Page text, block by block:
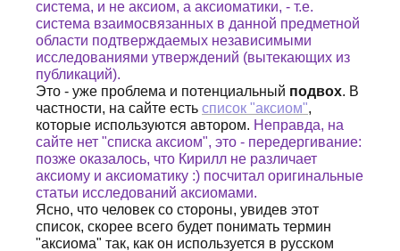
система, и не аксиом, а аксиоматики, - т.е.
система взаимосвязанных в данной предметной
области подтверждаемых независимыми
исследованиями утверждений (вытекающих из
публикаций).
Это - уже проблема и потенциальный подвох. В
частности, на сайте есть список "аксиом",
которые используются автором. Неправда, на
сайте нет "списка аксиом", это - передергивание:
позже оказалось, что Кирилл не различает
аксиому и аксиоматику :) посчитал оригинальные
статьи исследований аксиомами.
Ясно, что человек со стороны, увидев этот
список, скорее всего будет понимать термин
"аксиома" так, как он используется в русском